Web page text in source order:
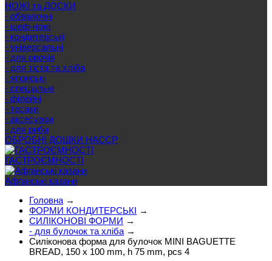
НОЖІ та ДОСКИ
- обвалочні
- шеф-ножі
- кондитерські
- універсальні
- для овочів
- для тіста та хліба
- японські
- спеціальні
- філейні
- тесаки
- аксесуари
- для риби
ОБРОБНІ ДОШКИ HACCP
ГАСТРОЄМНОСТІ
Афганські казани
Головна →
ФОРМИ КОНДИТЕРСЬКІ →
СИЛІКОНОВІ ФОРМИ →
- для булочок та хліба →
Силіконова форма для булочок MINI BAGUETTE
BREAD, 150 x 100 mm, h 75 mm, pcs 4